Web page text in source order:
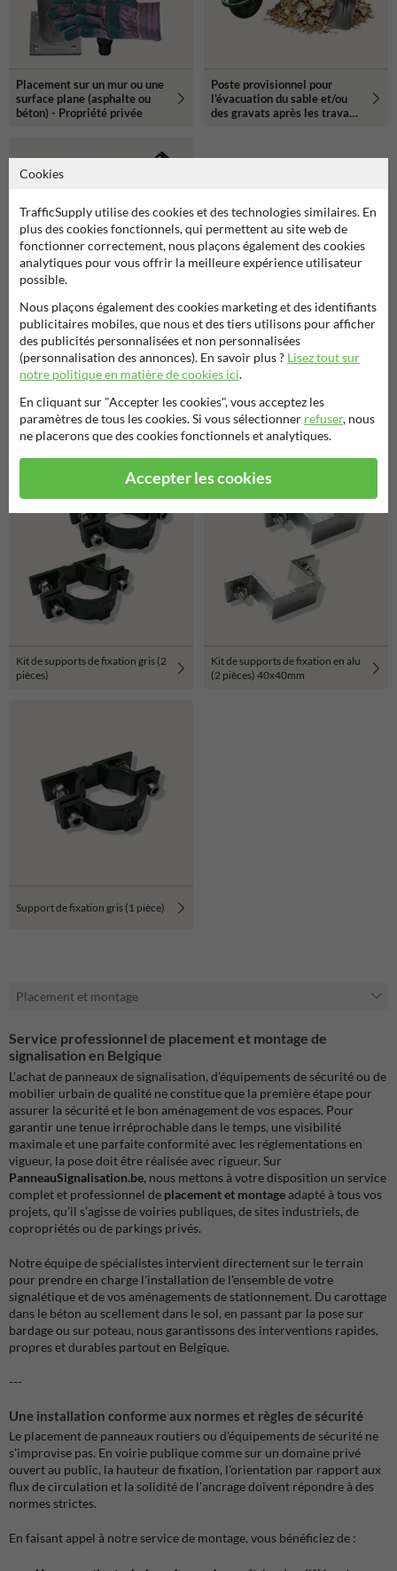
Placement sur un mur ou une
surface plane (asphalte ou
béton) - Propriété privée
Poste provisionnel pour
l'évacuation du sable et/ou
des gravats après les travaux
Placement d'un poteau dans
la terre + Pavage + Béton -
Propriété privée
Produits relatifs
Kit de supports de fixation gris (2
pièces)
Kit de supports de fixation en alu
(2 pièces) 40x40mm
Support de fixation gris (1 pièce)
Placement et montage
Service professionnel de placement et montage de
signalisation en Belgique
L’achat de panneaux de signalisation, d'équipements de sécurité ou de
mobilier urbain de qualité ne constitue que la première étape pour
assurer la sécurité et le bon aménagement de vos espaces. Pour
garantir une tenue irréprochable dans le temps, une visibilité
maximale et une parfaite conformité avec les réglementations en
vigueur, la pose doit être réalisée avec rigueur. Sur
PanneauSignalisation.be, nous mettons à votre disposition un service
complet et professionnel de placement et montageadapté à tous vos
projets, qu’il s’agisse de voiries publiques, de sites industriels, de
copropriétés ou de parkings privés.
Notre équipe de spécialistes intervient directement sur le terrain
pour prendre en charge l'installation de l'ensemble de votre
signalétique et de vos aménagements de stationnement. Du carottage
dans le béton au scellement dans le sol, en passant par la pose sur
bardage ou sur poteau, nous garantissons des interventions rapides,
propres et durables partout en Belgique.
---
Une installation conforme aux normes et règles de sécurité
Le placement de panneaux routiers ou d'équipements de sécurité ne
s'improvise pas. En voirie publique comme sur un domaine privé
ouvert au public, la hauteur de fixation, l'orientation par rapport aux
flux de circulation et la solidité de l'ancrage doivent répondre à des
normes strictes.
En faisant appel à notre service de montage, vous bénéficiez de :
Cookies
TrafficSupply utilise des cookies et des technologies similaires. En
plus des cookies fonctionnels, qui permettent au site web de
fonctionner correctement, nous plaçons également des cookies
analytiques pour vous offrir la meilleure expérience utilisateur
possible.
Nous plaçons également des cookies marketing et des identifiants
publicitaires mobiles, que nous et des tiers utilisons pour afficher
des publicités personnalisées et non personnalisées
(personnalisation des annonces). En savoir plus ? Lisez tout sur
notre politique en matière de cookies ici.
En cliquant sur "Accepter les cookies", vous acceptez les
paramètres de tous les cookies. Si vous sélectionner refuser, nous
ne placerons que des cookies fonctionnels et analytiques.
Accepter les cookies